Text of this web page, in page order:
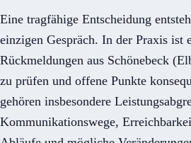
Eine tragfähige Entscheidung
einzigen Gespräch. In der Praxis ist
Rückmeldungen aus Schönebeck
zu prüfen und offene Punkte
gehören insbesondere
Kommunikationswege,